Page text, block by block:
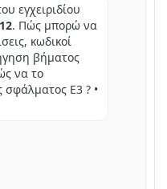
εγχειριδίου
. Πώς μπορώ να
κωδικοί
βήματος
να το
σφάλματος E3 ? •